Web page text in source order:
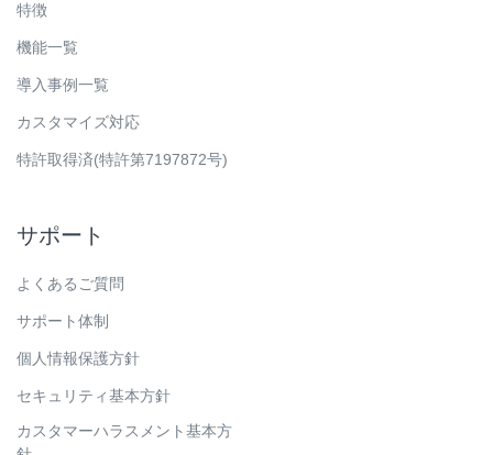
特徴
機能一覧
導入事例一覧
カスタマイズ対応
特許取得済(特許第7197872号)
サポート
よくあるご質問
サポート体制
個人情報保護方針
セキュリティ基本方針
カスタマーハラスメント基本方